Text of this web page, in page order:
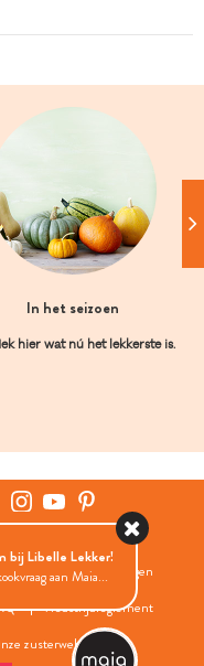
In het seizoen
hier wat nú het lekkerste is.
Group
Cookies instellingen
Wedstrijdreglement
zusterwebsites
bij Libelle Lekker!
aan Maia...